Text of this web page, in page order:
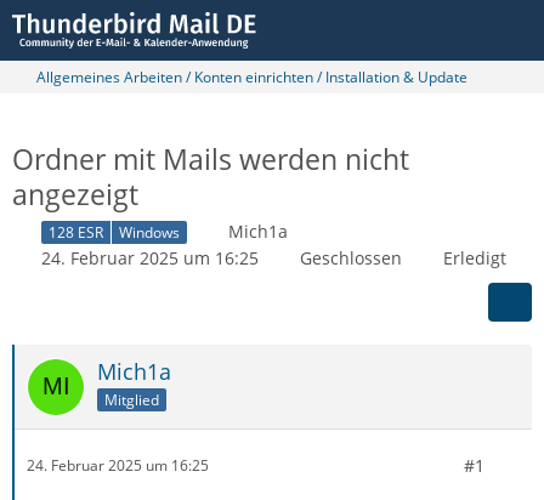
Allgemeines Arbeiten / Konten einrichten / Installation & Update
Ordner mit Mails werden nicht
angezeigt
128 ESR Windows
Mich1a
24. Februar 2025 um 16:25
Geschlossen Erledigt
Mich1a
Mitglied
24. Februar 2025 um 16:25 #1